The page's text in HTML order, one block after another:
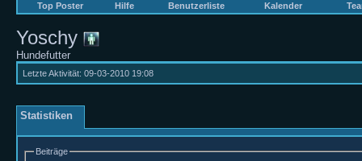
Top Poster Hilfe Benutzerliste Kalender
Yoschy
Hundefutter
Letzte Aktivität: 09-03-2010 19:08
Statistiken
Beiträge